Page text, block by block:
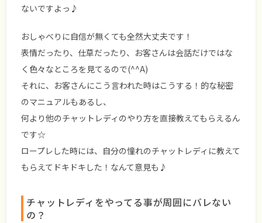
ないですよっ♪
おしゃべりに自信が無くても全然大丈夫です！
表情だったり、仕草だったり、お客さんは会話だけではな
く色々なところを見てるので(^^A)
それに、お客さんにこう言われた時はこうする！的な秘密
のマニュアルもあるし、
何より他のチャットレディのやり方を直接教えてもらえるん
です☆
ロープレした時には、自分の憧れのチャットレディに教えて
もらえてドキドキした！なんて意見も♪
チャットレディをやってる事が周囲にバレない
の？